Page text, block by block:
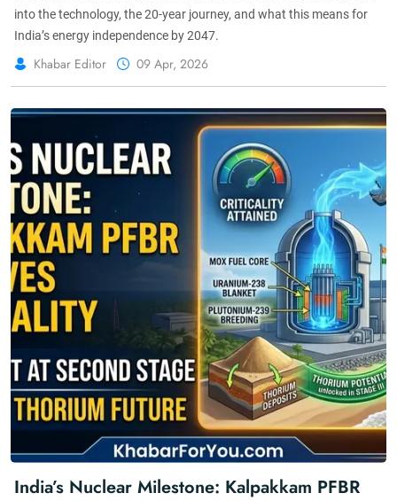
into the technology, the 20-year journey, and what this means for
India’s energy independence by 2047.
Khabar Editor 09 Apr, 2026
India’s Nuclear Milestone: Kalpakkam PFBR